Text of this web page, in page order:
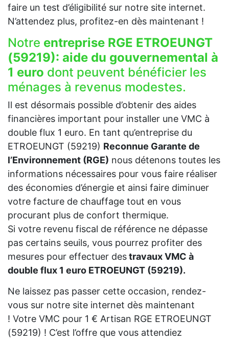
faire un test d’éligibilité sur notre site internet.
N’attendez plus, profitez-en dès maintenant !
Notre entreprise RGE ETROEUNGT
(59219): aide du gouvernemental à
1 euro dont peuvent bénéficier les
ménages à revenus modestes.
Il est désormais possible d’obtenir des aides
financières important pour installer une VMC à
double flux 1 euro. En tant qu’entreprise du
ETROEUNGT (59219) Reconnue Garante de
l’Environnement (RGE) nous détenons toutes les
informations nécessaires pour vous faire réaliser
des économies d’énergie et ainsi faire diminuer
votre facture de chauffage tout en vous
procurant plus de confort thermique.
Si votre revenu fiscal de référence ne dépasse
pas certains seuils, vous pourrez profiter des
mesures pour effectuer destravaux VMC à
double flux 1 euro ETROEUNGT (59219).
Ne laissez pas passer cette occasion, rendez-
vous sur notre site internet dès maintenant
! Votre VMC pour 1 € Artisan RGE ETROEUNGT
(59219) ! C’est l’offre que vous attendiez